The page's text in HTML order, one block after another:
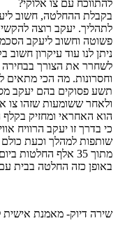
להתווכח עם צו אלוקי?
בקבלת ההחלטה, חשוב
לתהליך. יעקב רוצה
פשוטה וחשוב ליעקב
ניתן לנו עוד עיקרון
לשחרר את הצורך בבחירה
וחסרונות. מה הכי מתאים
תשע פסוקים בהם יעקב
ולאחר ששומעות שזהו צו
הוא האחראי ומחזיק
כי בדרך זו יעקב הרוויח
שותפות למהלך וכעת כולם
מתוך 35 אלף
באופן כזה החלטה בבית עם
שירה דיוק- מאמנת אישית